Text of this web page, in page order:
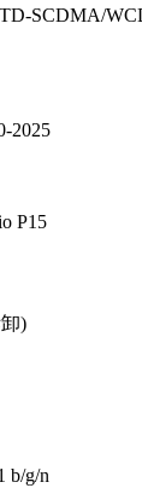
SCDMA/
2025
P15
)
b/g/n